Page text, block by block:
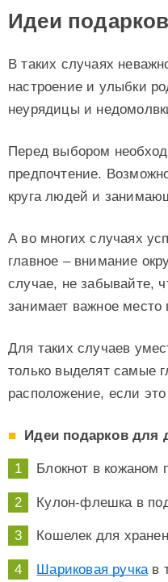
Идеи
В таких случаях
настроение и улыбки
неурядицы и
Перед выбором
предпочтение.
круга людей и
А во многих случаях
главное – внимание
случае, не забывайте,
занимает важное
Для таких случаев
только выделят самые
расположение, если
Идеи подарков для
Блокнот в кожаном
Кулон-флешка в
Кошелек для
Шариковая ручкав